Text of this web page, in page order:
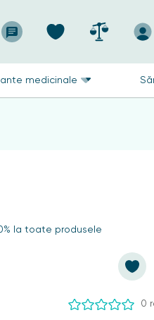
medicinale
la toate produsele
0